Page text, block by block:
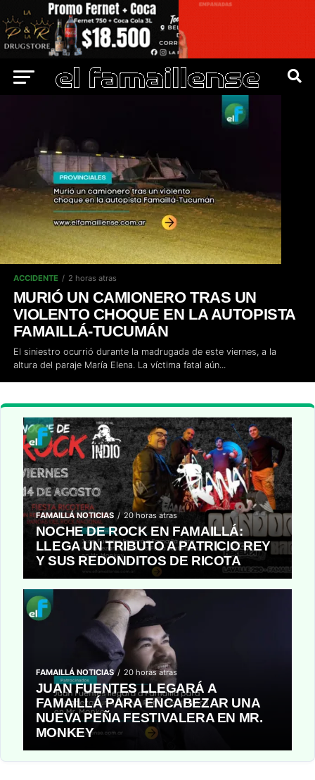
ACCIDENTE 2 horas atras
MURIÓ UN CAMIONERO TRAS UN
VIOLENTO CHOQUE EN LA AUTOPISTA
FAMAILLÁ-TUCUMÁN
El siniestro ocurrió durante la madrugada de este viernes, a la
altura del paraje María Elena. La víctima fatal aún...
FAMAILLÁ NOTICIAS 20 horas atras
NOCHE DE ROCK EN FAMAILLÁ:
LLEGA UN TRIBUTO A PATRICIO REY
Y SUS REDONDITOS DE RICOTA
FAMAILLÁ NOTICIAS 20 horas atras
JUAN FUENTES LLEGARÁ A
FAMAILLÁ PARA ENCABEZAR UNA
NUEVA PEÑA FESTIVALERA EN MR.
MONKEY